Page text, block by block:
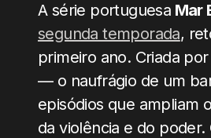
A série portuguesa Mar
segunda temporada,
primeiro ano. Criada
— o naufrágio de um
episódios que ampliam
da violência e do